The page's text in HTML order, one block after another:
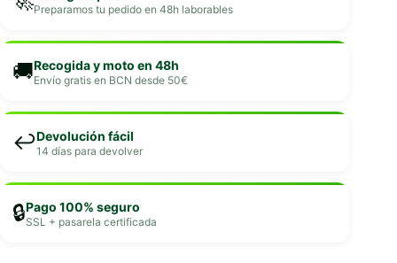
Preparamos tu pedido en 48h laborables
🚚Recogida y moto en 48h
Envío gratis en BCN desde 50€
↩️Devolución fácil
14 días para devolver
🔒Pago 100% seguro
SSL + pasarela certificada